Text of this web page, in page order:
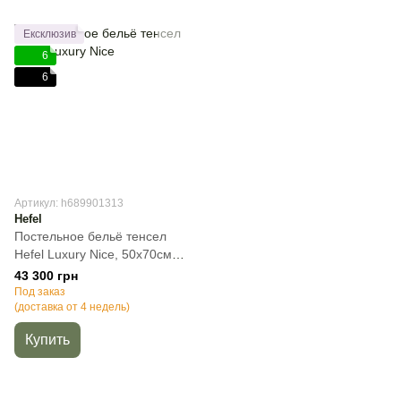
Ексклюзив
6
6
Артикул: h689901313
Hefel
Постельное бельё тенсел
Hefel Luxury Nice, 50х70см
(2шт), Полуторный, 140х200
см, 100х200 см (на резинке)
43 300 грн
Под заказ
(доставка от 4 недель)
Купить